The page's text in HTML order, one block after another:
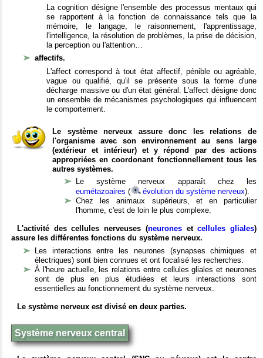
La cognition désigne l'ensemble des processus mentaux qui
se rapportent à la fonction de connaissance tels que la
mémoire, le langage, le raisonnement, l'apprentissage,
l'intelligence, la résolution de problèmes, la prise de décision,
la perception ou l'attention…
affectifs.
L'affect correspond à tout état affectif, pénible ou agréable,
vague ou qualifié, qu'il se présente sous la forme d'une
décharge massive ou d'un état général. L'affect désigne donc
un ensemble de mécanismes psychologiques qui influencent
le comportement.
Le système nerveux assure donc les relations de
l'organisme avec son environnement au sens large
(extérieur et intérieur) et y répond par des actions
appropriées en coordonant fonctionnellement tous les
autres systèmes.
Le système nerveux apparaît chez les
eumétazoaires ( évolution du système nerveux).
Chez les animaux supérieurs, et en particulier
l'homme, c'est de loin le plus complexe.
L'activité des cellules nerveuses (neuronesetcellules gliales)
assure les différentes fonctions du système nerveux.
Les interactions entre les neurones (synapses chimiques et
électriques) sont bien connues et ont focalisé les recherches.
À l'heure actuelle, les relations entre cellules gliales et neurones
sont de plus en plus étudiées et leurs interactions sont
essentielles au fonctionnement du système nerveux.
Le système nerveux est divisé en deux parties.
Système nerveux central